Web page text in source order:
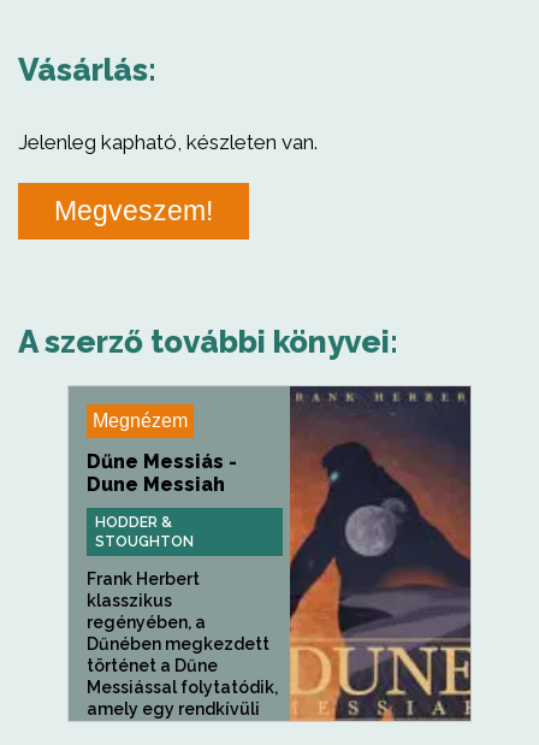
Vásárlás:
Jelenleg kapható, készleten van.
Megveszem!
A szerző további könyvei:
Megnézem
Dűne Messiás -
Dune Messiah
HODDER &
STOUGHTON
Frank Herbert
klasszikus
regényében, a
Dűnében megkezdett
történet a Dűne
Messiással folytatódik,
amely egy rendkívüli